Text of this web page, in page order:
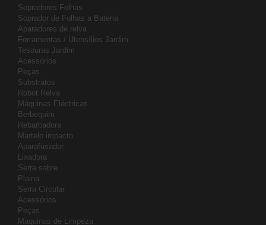
Sopradores Folhas
Soprador de Folhas a Bateria
Aparadores de relva
Ferramentas / Utensílios Jardim
Tesouras Jardim
Acessórios
Peças
Substratos
Robot Relva
Máquinas Eléctricas
Berbequim
Rebarbadora
Martelo impacto
Aparafusador
Lixadora
Serra sabre
Plaina
Serra Circular
Acessórios
Peças
Maquinas de Limpeza